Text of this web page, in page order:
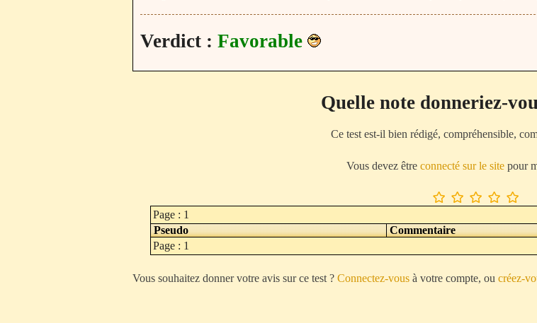
Verdict : Favorable
Quelle note donneriez-
Ce test est-il bien rédigé, compréhensible,
Vous devez être connecté sur le site pour
Page : 1
Pseudo
Commentaire
Page : 1
Vous souhaitez donner votre avis sur ce test ? Connectez-vous à votre compte, ou créez-